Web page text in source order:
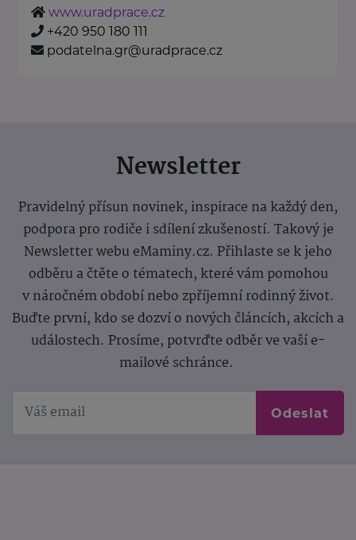
www.uradprace.cz
+420 950 180 111
podatelna.gr@uradprace.cz
Newsletter
Pravidelný přísun novinek, inspirace na každý den,
podpora pro rodiče i sdílení zkušeností. Takový je
Newsletter webu eMaminy.cz. Přihlaste se k jeho
odběru a čtěte o tématech, které vám pomohou
v náročném období nebo zpříjemní rodinný život.
Buďte první, kdo se dozví o nových článcích, akcích a
událostech. Prosíme, potvrďte odběr ve vaší e-
mailové schránce.
Odeslat